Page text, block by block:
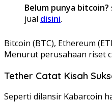
Belum punya bitcoin?
jual disini.
Bitcoin (BTC), Ethereum
Menurut perusahaan riset
Tether Catat Kisah
Seperti dilansir Kabarcoin